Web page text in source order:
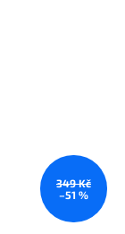
349 Kč
–51 %